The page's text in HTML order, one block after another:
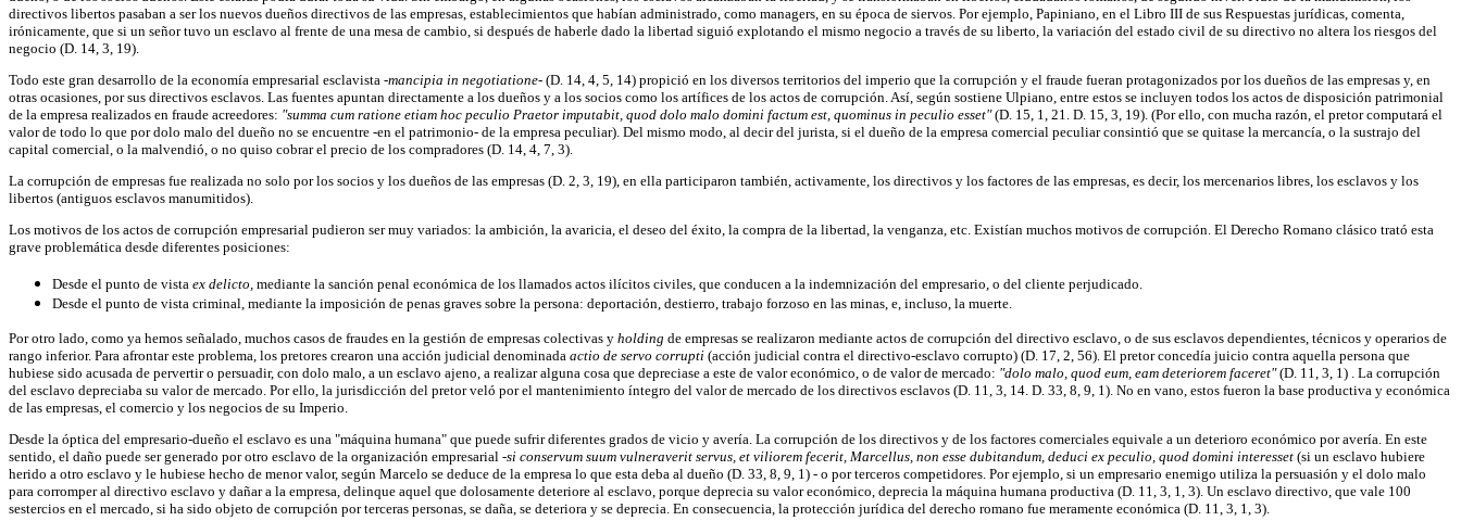
directivos libertos pasaban a ser los nuevos dueños directivos de las empresas, establecimientos que habían administrado, como managers, en su época de siervos. Por ejemplo, Papiniano, en el Libro III de sus Respuestas jurídicas, comenta,
irónicamente, que si un señor tuvo un esclavo al frente de una mesa de cambio, si después de haberle dado la libertad siguió explotando el mismo negocio a través de su liberto, la variación del estado civil de su directivo no altera los riesgos del
negocio (D. 14, 3, 19).
Todo este gran desarrollo de la economía empresarial esclavista -mancipia in negotiatione- (D. 14, 4, 5, 14) propició en los diversos territorios del imperio que la corrupción y el fraude fueran protagonizados por los dueños de las empresas y, en
otras ocasiones, por sus directivos esclavos. Las fuentes apuntan directamente a los dueños y a los socios como los artífices de los actos de corrupción. Así, según sostiene Ulpiano, entre estos se incluyen todos los actos de disposición patrimonial
de la empresa realizados en fraude acreedores: "summa cum ratione etiam hoc peculio Praetor imputabit, quod dolo malo domini factum est, quominus in peculio esset"(D. 15, 1, 21. D. 15, 3, 19). (Por ello, con mucha razón, el pretor computará el
valor de todo lo que por dolo malo del dueño no se encuentre -en el patrimonio- de la empresa peculiar). Del mismo modo, al decir del jurista, si el dueño de la empresa comercial peculiar consintió que se quitase la mercancía, o la sustrajo del
capital comercial, o la malvendió, o no quiso cobrar el precio de los compradores (D. 14, 4, 7, 3).
La corrupción de empresas fue realizada no solo por los socios y los dueños de las empresas (D. 2, 3, 19), en ella participaron también, activamente, los directivos y los factores de las empresas, es decir, los mercenarios libres, los esclavos y los
libertos (antiguos esclavos manumitidos).
Los motivos de los actos de corrupción empresarial pudieron ser muy variados: la ambición, la avaricia, el deseo del éxito, la compra de la libertad, la venganza, etc. Existían muchos motivos de corrupción. El Derecho Romano clásico trató esta
grave problemática desde diferentes posiciones:
Desde el punto de vista ex delicto, mediante la sanción penal económica de los llamados actos ilícitos civiles, que conducen a la indemnización del empresario, o del cliente perjudicado.
Desde el punto de vista criminal, mediante la imposición de penas graves sobre la persona: deportación, destierro, trabajo forzoso en las minas, e, incluso, la muerte.
Por otro lado, como ya hemos señalado, muchos casos de fraudes en la gestión de empresas colectivas y holding de empresas se realizaron mediante actos de corrupción del directivo esclavo, o de sus esclavos dependientes, técnicos y operarios de
rango inferior. Para afrontar este problema, los pretores crearon una acción judicial denominada actio de servo corrupti (acción judicial contra el directivo-esclavo corrupto) (D. 17, 2, 56). El pretor concedía juicio contra aquella persona que
hubiese sido acusada de pervertir o persuadir, con dolo malo, a un esclavo ajeno, a realizar alguna cosa que depreciase a este de valor económico, o de valor de mercado: "dolo malo, quod eum, eam deteriorem faceret"(D. 11, 3, 1) . La corrupción
del esclavo depreciaba su valor de mercado. Por ello, la jurisdicción del pretor veló por el mantenimiento íntegro del valor de mercado de los directivos esclavos (D. 11, 3, 14. D. 33, 8, 9, 1). No en vano, estos fueron la base productiva y económica
de las empresas, el comercio y los negocios de su Imperio.
Desde la óptica del empresario-dueño el esclavo es una "máquina humana" que puede sufrir diferentes grados de vicio y avería. La corrupción de los directivos y de los factores comerciales equivale a un deterioro económico por avería. En este
sentido, el daño puede ser generado por otro esclavo de la organización empresarial -si conservum suum vulneraverit servus, et viliorem fecerit, Marcellus, non esse dubitandum, deduci ex peculio, quod domini interesset (si un esclavo hubiere
herido a otro esclavo y le hubiese hecho de menor valor, según Marcelo se deduce de la empresa lo que esta deba al dueño (D. 33, 8, 9, 1) - o por terceros competidores. Por ejemplo, si un empresario enemigo utiliza la persuasión y el dolo malo
para corromper al directivo esclavo y dañar a la empresa, delinque aquel que dolosamente deteriore al esclavo, porque deprecia su valor económico, deprecia la máquina humana productiva (D. 11, 3, 1, 3). Un esclavo directivo, que vale 100
sestercios en el mercado, si ha sido objeto de corrupción por terceras personas, se daña, se deteriora y se deprecia. En consecuencia, la protección jurídica del derecho romano fue meramente económica (D. 11, 3, 1, 3).